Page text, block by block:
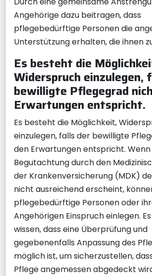
Angehörige dazu beitragen, dass
pflegebedürftige Personen die
Unterstützung erhalten, die ihnen
Es besteht die
Widerspruch einzulegen,
bewilligte Pflegegrad
Erwartungen entspricht.
Es besteht die Möglichkeit,
einzulegen, falls der bewilligte
den Erwartungen entspricht.
Begutachtung durch den
der Krankenversicherung (MDK)
nicht ausreichend erscheint,
pflegebedürftige Personen oder
Angehörigen Einspruch einlegen.
wissen, dass eine Überprüfung und
gegebenenfalls Anpassung des
möglich ist, um sicherzustellen,
Pflege angemessen abgedeckt